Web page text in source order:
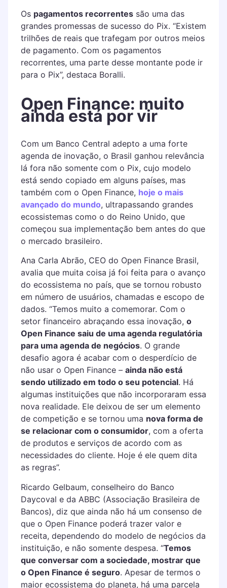
Os pagamentos recorrentessão uma das
grandes promessas de sucesso do Pix. “Existem
trilhões de reais que trafegam por outros meios
de pagamento. Com os pagamentos
recorrentes, uma parte desse montante pode ir
para o Pix”, destaca Boralli.
Open Finance: muito
ainda está por vir
Com um Banco Central adepto a uma forte
agenda de inovação, o Brasil ganhou relevância
lá fora não somente com o Pix, cujo modelo
está sendo copiado em alguns países, mas
também com o Open Finance, hoje o mais
avançado do mundo, ultrapassando grandes
ecossistemas como o do Reino Unido, que
começou sua implementação bem antes do que
o mercado brasileiro.
Ana Carla Abrão, CEO do Open Finance Brasil,
avalia que muita coisa já foi feita para o avanço
do ecossistema no país, que se tornou robusto
em número de usuários, chamadas e escopo de
dados. “Temos muito a comemorar. Com o
setor financeiro abraçando essa inovação, o
Open Finance saiu de uma agenda regulatória
para uma agenda de negócios. O grande
desafio agora é acabar com o desperdício de
não usar o Open Finance – ainda não está
sendo utilizado em todo o seu potencial. Há
algumas instituições que não incorporaram essa
nova realidade. Ele deixou de ser um elemento
de competição e se tornou uma nova forma de
se relacionar com o consumidor, com a oferta
de produtos e serviços de acordo com as
necessidades do cliente. Hoje é ele quem dita
as regras”.
Ricardo Gelbaum, conselheiro do Banco
Daycoval e da ABBC (Associação Brasileira de
Bancos), diz que ainda não há um consenso de
que o Open Finance poderá trazer valor e
receita, dependendo do modelo de negócios da
instituição, e não somente despesa. “Temos
que conversar com a sociedade, mostrar que
o Open Finance é seguro. Apesar de termos o
maior ecossistema do planeta, há uma parcela